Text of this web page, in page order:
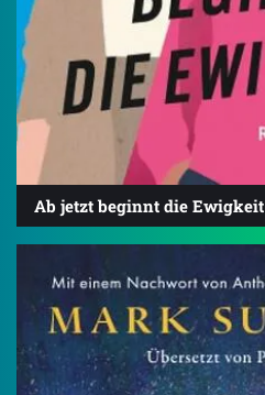
Ab jetzt beginnt die Ewigkeit